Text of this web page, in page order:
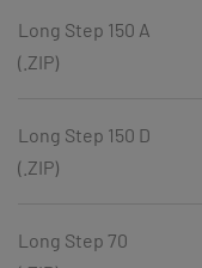
Long Step 150 A
(.ZIP)
Long Step 150 D
(.ZIP)
Long Step 70